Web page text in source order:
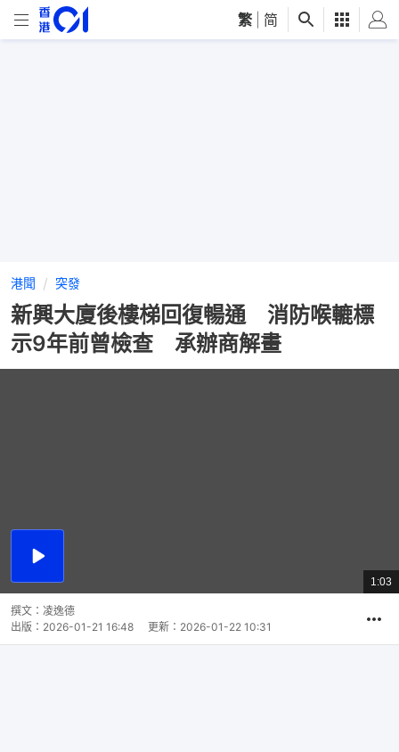
繁 简
港聞 突發
新興大廈後樓梯回復暢通 消防喉轆標
示9年前曾檢查 承辦商解畫
播
總
共
1:03
撰文： 凌逸德
出版： 2026-01-21 16:48 更新： 2026-01-22 10:31